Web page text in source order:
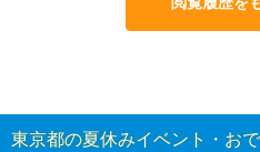
東京都の夏休みイベント・お